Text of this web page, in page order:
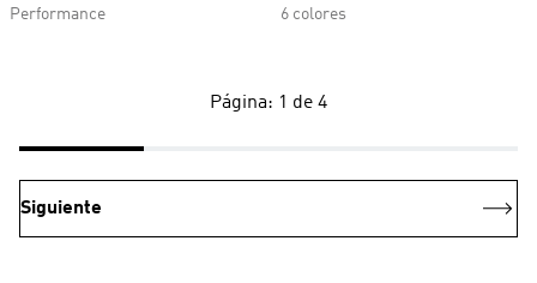
Performance
6 colores
Página: 1 de 4
Siguiente